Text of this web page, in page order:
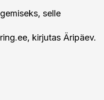
selle
kirjutas Äripäev.